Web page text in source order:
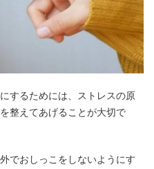
するためには、ストレスの原
整えてあげることが大切で
でおしっこをしないようにす